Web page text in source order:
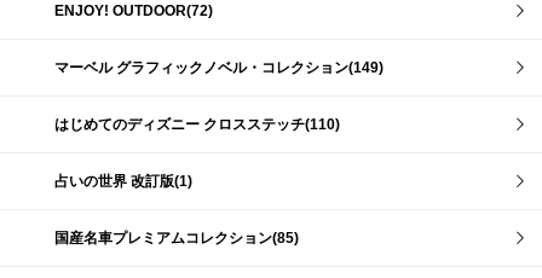
ENJOY! OUTDOOR(72)
マーベル グラフィックノベル・コレクション(149)
はじめてのディズニー クロスステッチ(110)
占いの世界 改訂版(1)
国産名車プレミアムコレクション(85)